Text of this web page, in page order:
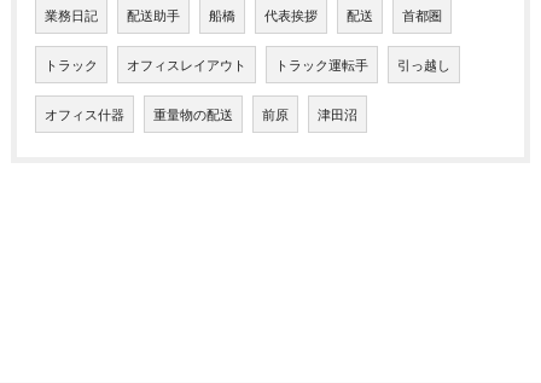
業務日記 配送助手 船橋 代表挨拶 配送 首都圏
トラック オフィスレイアウト トラック運転手 引っ越し
オフィス什器 重量物の配送 前原 津田沼